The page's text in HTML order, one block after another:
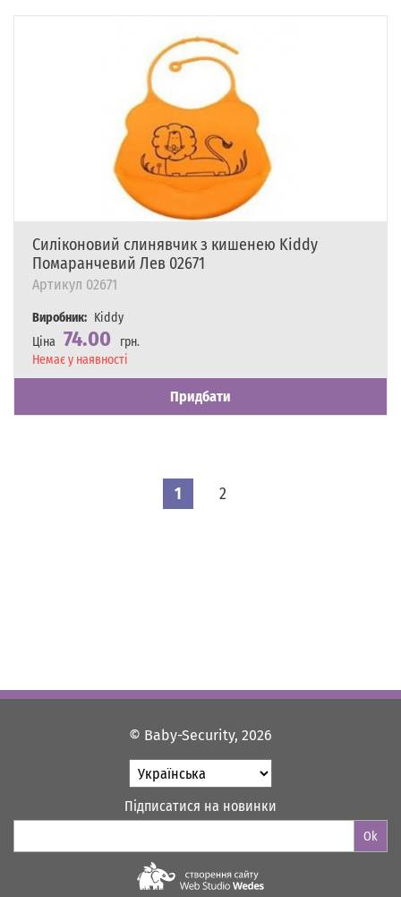
Силіконовий слинявчик з кишенею Kiddy
Помаранчевий Лев 02671
Артикул 02671
Виробник: Kiddy
Ціна 74.00
грн.
Наявність
Немає у наявності
Придбати
1 2
© Baby-Security, 2026
Підписатися на новинки
Ok